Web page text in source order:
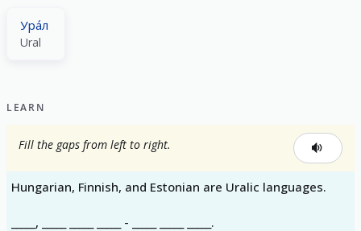
Ура́л
Ural
LEARN
Fill the gaps from left to right.
Hungarian, Finnish, and Estonian are Uralic languages.
_____, _____ _____ _____ - _____ _____ _____.